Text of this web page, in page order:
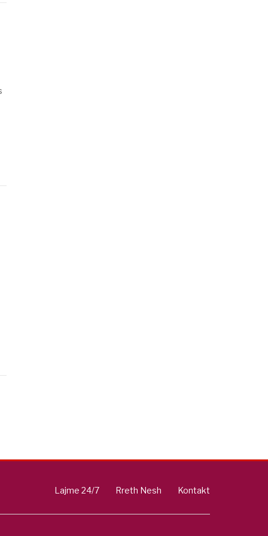
Lajme 24/7 Rreth Nesh Kontakt